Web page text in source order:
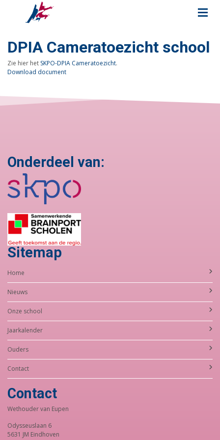
DPIA Cameratoezicht school
Zie hier het SKPO-DPIA Cameratoezicht.
Download document
Onderdeel van:
Sitemap
Home
Nieuws
Onze school
Jaarkalender
Ouders
Contact
Contact
Wethouder van Eupen
Odysseuslaan 6
5631 JM Eindhoven